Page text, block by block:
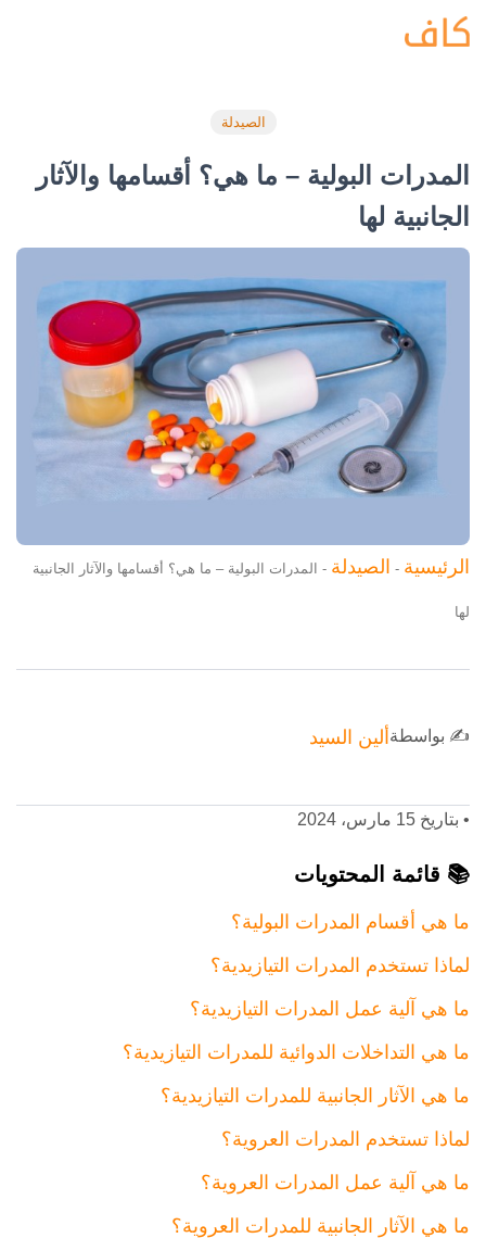
الصيدلة
المدرات البولية – ما هي؟ أقسامها والآثار
الجانبية لها
الرئيسية - الصيدلة - المدرات البولية – ما هي؟ أقسامها والآثار الجانبية
لها
✍️ بواسطةألين السيد
• بتاريخ 15 مارس، 2024
📚 قائمة المحتويات
ما هي أقسام المدرات البولية؟
لماذا تستخدم المدرات التيازيدية؟
ما هي آلية عمل المدرات التيازيدية؟
ما هي التداخلات الدوائية للمدرات التيازيدية؟
ما هي الآثار الجانبية للمدرات التيازيدية؟
لماذا تستخدم المدرات العروية؟
ما هي آلية عمل المدرات العروية؟
ما هي الآثار الجانبية للمدرات العروية؟